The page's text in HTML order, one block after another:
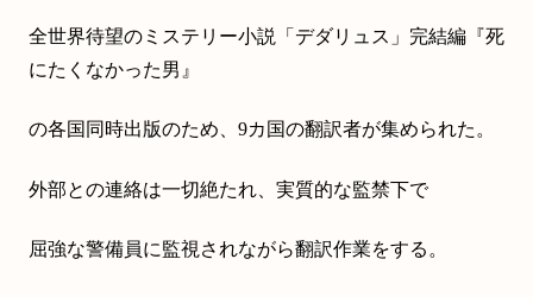
全世界待望のミステリー小説「デダリュス」完結編『死
にたくなかった男』
の各国同時出版のため、9カ国の翻訳者が集められた。
外部との連絡は一切絶たれ、実質的な監禁下で
屈強な警備員に監視されながら翻訳作業をする。